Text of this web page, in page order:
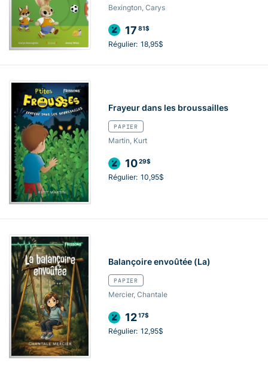
Bexington, Carys
17 81$
Régulier: 18,95$
Frayeur dans les broussailles
PAPIER
Martin, Kurt
1029$
Régulier: 10,95$
Balançoire envoûtée (La)
PAPIER
Mercier, Chantale
1217$
Régulier: 12,95$